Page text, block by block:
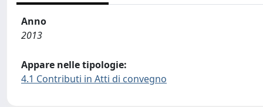
Anno
2013
Appare nelle tipologie:
4.1 Contributi in Atti di convegno